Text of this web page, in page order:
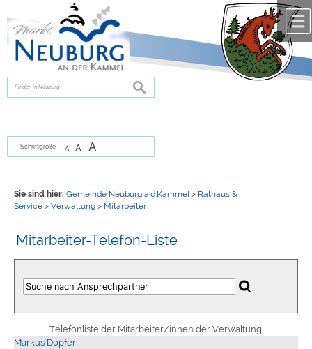
zur Navigationoder
springen.
suchen
Schriftgröße A A A
Sie sind hier: Gemeinde Neuburg a.d.Kammel > Rathaus &
Service> Verwaltung> Mitarbeiter
Mitarbeiter-Telefon-Liste
Telefonliste der Mitarbeiter/innen der Verwaltung
Markus Dopfer